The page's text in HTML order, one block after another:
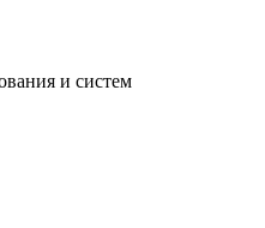
и систем